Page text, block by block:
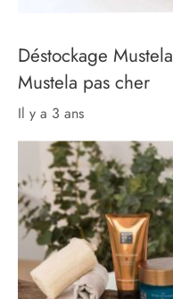
Déstockage
Mustela pas cher
il y a 3 ans